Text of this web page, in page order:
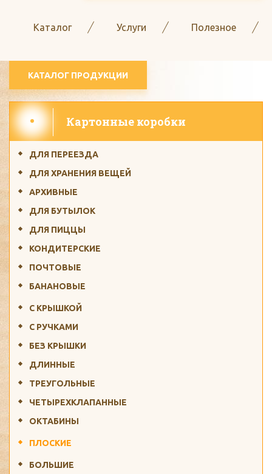
Каталог Услуги Полезное
КАТАЛОГ ПРОДУКЦИИ
Картонные коробки
ДЛЯ ПЕРЕЕЗДА
ДЛЯ ХРАНЕНИЯ ВЕЩЕЙ
АРХИВНЫЕ
ДЛЯ БУТЫЛОК
ДЛЯ ПИЦЦЫ
КОНДИТЕРСКИЕ
ПОЧТОВЫЕ
БАНАНОВЫЕ
С КРЫШКОЙ
С РУЧКАМИ
БЕЗ КРЫШКИ
ДЛИННЫЕ
ТРЕУГОЛЬНЫЕ
ЧЕТЫРЕХКЛАПАННЫЕ
ОКТАБИНЫ
ПЛОСКИЕ
БОЛЬШИЕ